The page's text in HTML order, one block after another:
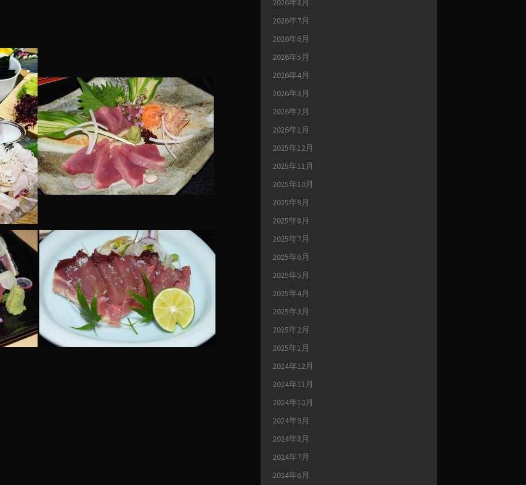
2026年8月
2026年7月
2026年6月
2026年5月
2026年4月
2026年3月
2026年2月
2026年1月
2025年12月
2025年11月
2025年10月
2025年9月
2025年8月
2025年7月
2025年6月
2025年5月
2025年4月
2025年3月
2025年2月
2025年1月
2024年12月
2024年11月
2024年10月
2024年9月
2024年8月
2024年7月
2024年6月